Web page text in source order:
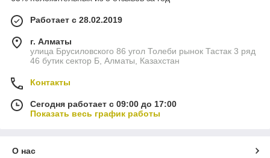
Работает с 28.02.2019
г. Алматы
улица Брусиловского 86 угол Толеби рынок Тастак 3 ряд
46 бутик сектор Б, Алматы, Казахстан
Контакты
Сегодня работает с 09:00 до 17:00
Показать весь график работы
О нас